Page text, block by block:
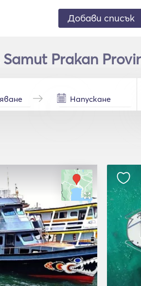
Добави списък
Prakan